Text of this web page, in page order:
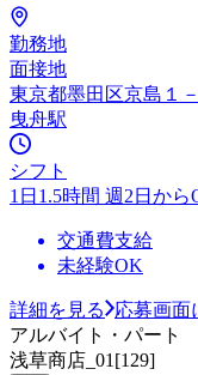
勤務地
面接地
東京都墨田区京島１
曳舟駅
シフト
1日1.5時間 週2日から
交通費支給
未経験OK
詳細を見る
応募画面
アルバイト・パート
浅草商店_01[129]